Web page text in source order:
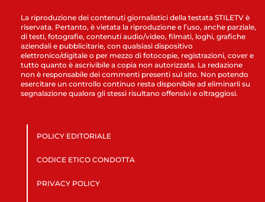
La riproduzione dei contenuti giornalistici della testata STILETV è
riservata. Pertanto, è vietata la riproduzione e l’uso, anche parziale,
di testi, fotografie, contenuti audio/video, filmati, loghi, grafiche
aziendali e pubblicitarie, con qualsiasi dispositivo
elettronico/digitale o per mezzo di fotocopie, registrazioni, cover e
tutto quanto è ascrivibile a copia non autorizzata. La redazione
non è responsabile dei commenti presenti sul sito. Non potendo
esercitare un controllo continuo resta disponibile ad eliminarli su
segnalazione qualora gli stessi risultano offensivi e oltraggiosi.
POLICY EDITORIALE
CODICE ETICO CONDOTTA
PRIVACY POLICY